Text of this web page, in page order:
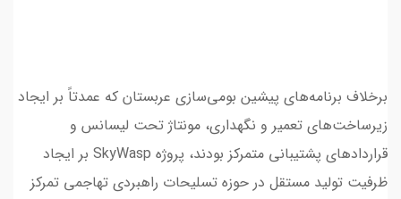
برخلاف برنامه‌های پیشین بومی‌سازی عربستان که عمدتاً بر ایجاد
زیرساخت‌های تعمیر و نگهداری، مونتاژ تحت لیسانس و
قراردادهای پشتیبانی متمرکز بودند، پروژه SkyWasp بر ایجاد
ظرفیت تولید مستقل در حوزه تسلیحات راهبردی تهاجمی تمرکز